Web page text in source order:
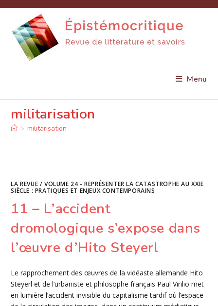
content
Menu
militarisation
> militarisation
LA REVUE /VOLUME 24 - REPRÉSENTER LA CATASTROPHE AU XXIE
SIÈCLE : PRATIQUES ET ENJEUX CONTEMPORAINS
11 – L’accident
dromologique s’expose dans
l’œuvre d’Hito Steyerl
Le rapprochement des œuvres de la vidéaste allemande Hito
Steyerl et de l’urbaniste et philosophe français Paul Virilio met
en lumière l’accident invisible du capitalisme tardif où l’espace